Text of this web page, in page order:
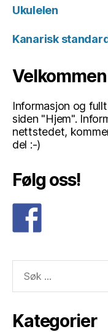
Ukulelen
Kanarisk
Informasjon og
siden "Hjem".
nettstedet,
del :-)
Følg oss!
etter:
Kategorier